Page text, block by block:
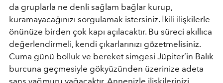
da gruplarla ne denli sağlam bağlar kurup,
kuramayacağınızı sorgulamak istersiniz. İkili ilişkilerle
önünüze birden çok kapı açılacaktır. Bu süreci akıllıca
değerlendirmeli, kendi çıkarlarınızı gözetmelisiniz.
Cuma günü bolluk ve bereket simgesi Jüpiter’in Balık
burcuna geçmesiyle gökyüzünden üzerinize adeta
şans yağmuru yağacaktır. Annenizle ilişkilerinizi